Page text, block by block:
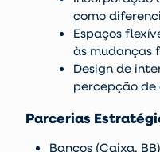
como
Espaços
às mudanças
Design de
percepção de
Parcerias
Bancos (Caixa,